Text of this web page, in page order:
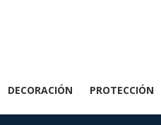
DECORACIÓN PROTECCIÓN